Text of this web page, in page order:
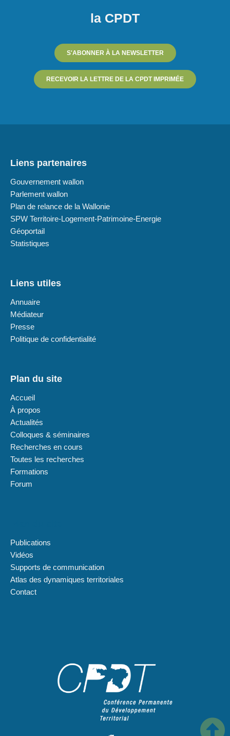
la CPDT
S'ABONNER À LA NEWSLETTER
RECEVOIR LA LETTRE DE LA CPDT IMPRIMÉE
Liens partenaires
Gouvernement wallon
Parlement wallon
Plan de relance de la Wallonie
SPW Territoire-Logement-Patrimoine-Energie
Géoportail
Statistiques
Liens utiles
Annuaire
Médiateur
Presse
Politique de confidentialité
Plan du site
Accueil
À propos
Actualités
Colloques & séminaires
Recherches en cours
Toutes les recherches
Formations
Forum
Publications
Vidéos
Supports de communication
Atlas des dynamiques territoriales
Contact